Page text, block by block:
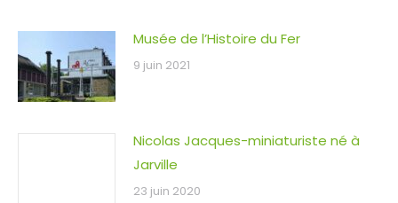
Musée de l’Histoire du Fer
9 juin 2021
Nicolas Jacques-miniaturiste né à
Jarville
23 juin 2020